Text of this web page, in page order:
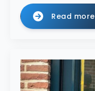
Read more